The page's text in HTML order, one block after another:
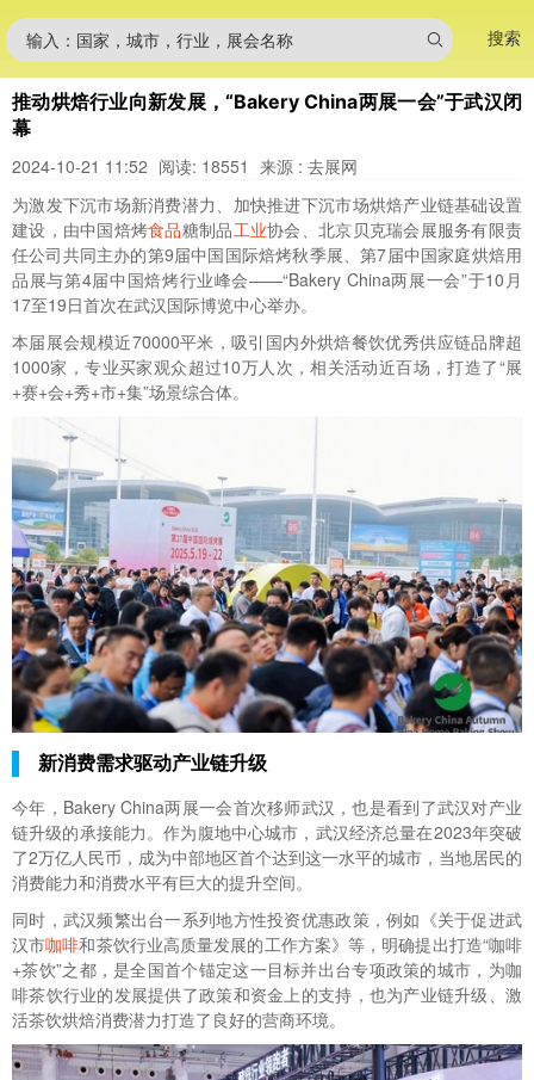
输入：国家，城市，行业，展会名称 搜索
推动烘焙行业向新发展，“Bakery China两展一会”于武汉闭
幕
2024-10-21 11:52 阅读: 18551 来源 : 去展网
为激发下沉市场新消费潜力、加快推进下沉市场烘焙产业链基础设置
建设，由中国焙烤食品糖制品工业协会、北京贝克瑞会展服务有限责
任公司共同主办的第9届中国国际焙烤秋季展、第7届中国家庭烘焙用
品展与第4届中国焙烤行业峰会——“Bakery China两展一会”于10月
17至19日首次在武汉国际博览中心举办。
本届展会规模近70000平米，吸引国内外烘焙餐饮优秀供应链品牌超
1000家，专业买家观众超过10万人次，相关活动近百场，打造了“展
+赛+会+秀+市+集”场景综合体。
新消费需求驱动产业链升级
今年，Bakery China两展一会首次移师武汉，也是看到了武汉对产业
链升级的承接能力。作为腹地中心城市，武汉经济总量在2023年突破
了2万亿人民币，成为中部地区首个达到这一水平的城市，当地居民的
消费能力和消费水平有巨大的提升空间。
同时，武汉频繁出台一系列地方性投资优惠政策，例如《关于促进武
汉市咖啡和茶饮行业高质量发展的工作方案》等，明确提出打造“咖啡
+茶饮”之都，是全国首个锚定这一目标并出台专项政策的城市，为咖
啡茶饮行业的发展提供了政策和资金上的支持，也为产业链升级、激
活茶饮烘焙消费潜力打造了良好的营商环境。